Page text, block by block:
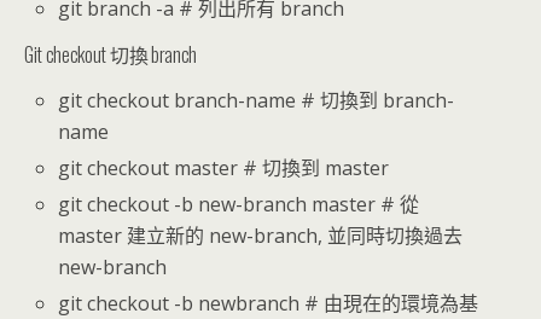
git branch -a # 列出所有 branch
Git checkout 切換 branch
git checkout branch-name # 切換到 branch-
name
git checkout master # 切換到 master
git checkout -b new-branch master # 從
master 建立新的 new-branch, 並同時切換過去
new-branch
git checkout -b newbranch # 由現在的環境為基